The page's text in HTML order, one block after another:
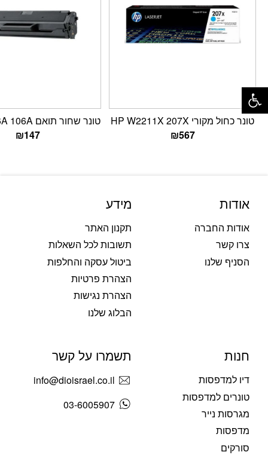
טונר כחול מקורי HP W2211X 207X
₪567
טונר שחור תואם HP W1106A 106A
₪147
אודות
אודות החברה
צרו קשר
הסניף שלנו
מידע
תקנון האתר
תשובות לכל השאלות
ביטול עסקה והחלפות
הצהרת פרטיות
הצהרת נגישות
הבלוג שלנו
חנות
דיו למדפסות
טונרים למדפסות
מגרסות נייר
מדפסות
סורקים
תשמרו על קשר
info@dioisrael.co.il
03-6005907
פתח סרגל נגישות